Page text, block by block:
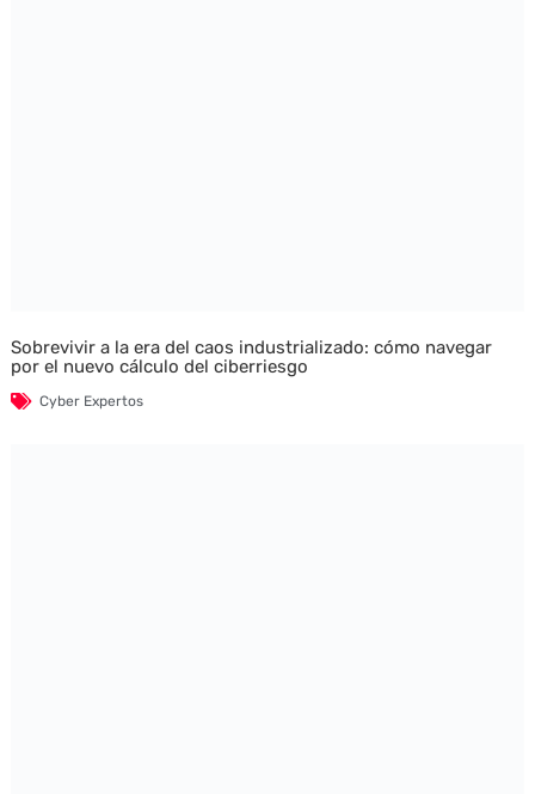
Sobrevivir a la era del caos industrializado: cómo navegar
por el nuevo cálculo del ciberriesgo
Cyber Expertos